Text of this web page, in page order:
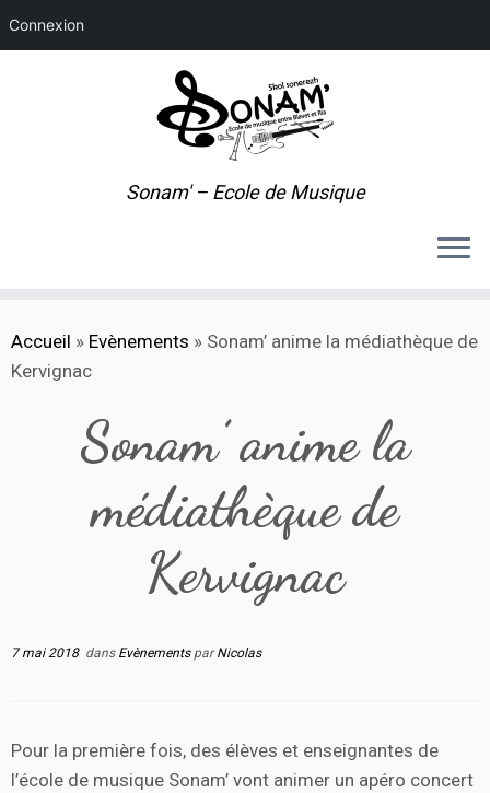
Connexion
au
contenu
Sonam' – Ecole de Musique
Accueil » Evènements » Sonam’ anime la médiathèque de
Kervignac
Sonam’ anime la
médiathèque de
Kervignac
7 mai 2018dans Evènements parNicolas
Pour la première fois, des élèves et enseignantes de
l’école de musique Sonam’ vont animer un apéro concert